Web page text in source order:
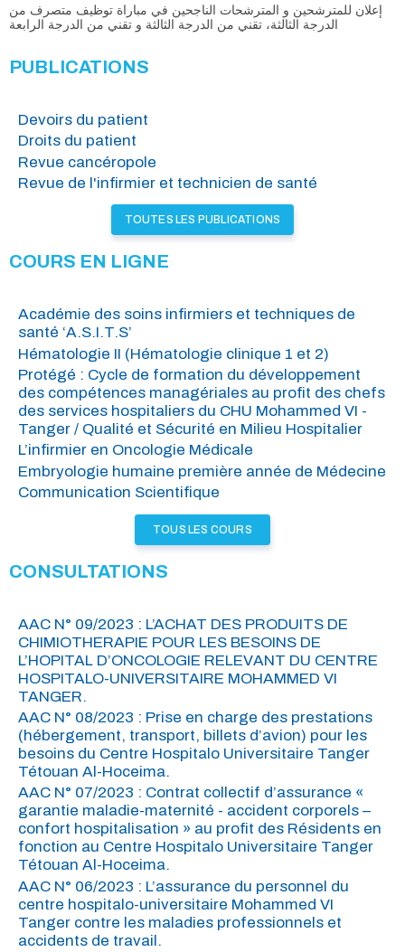
إعلان للمترشحين و المترشحات الناجحين في مباراة توظيف متصرف من
الدرجة الثالثة، تقني من الدرجة الثالثة و تقني من الدرجة الرابعة
PUBLICATIONS
Devoirs du patient
Droits du patient
Revue cancéropole
Revue de l'infirmier et technicien de santé
TOUTES LES PUBLICATIONS
COURS EN LIGNE
Académie des soins infirmiers et techniques de
santé ‘A.S.I.T.S’
Hématologie II (Hématologie clinique 1 et 2)
Protégé : Cycle de formation du développement
des compétences managériales au profit des chefs
des services hospitaliers du CHU Mohammed VI -
Tanger / Qualité et Sécurité en Milieu Hospitalier
L’infirmier en Oncologie Médicale
Embryologie humaine première année de Médecine
Communication Scientifique
TOUS LES COURS
CONSULTATIONS
AAC N° 09/2023 : L’ACHAT DES PRODUITS DE
CHIMIOTHERAPIE POUR LES BESOINS DE
L’HOPITAL D’ONCOLOGIE RELEVANT DU CENTRE
HOSPITALO-UNIVERSITAIRE MOHAMMED VI
TANGER.
AAC N° 08/2023 : Prise en charge des prestations
(hébergement, transport, billets d’avion) pour les
besoins du Centre Hospitalo Universitaire Tanger
Tétouan Al-Hoceima.
AAC N° 07/2023 : Contrat collectif d’assurance «
garantie maladie-maternité - accident corporels –
confort hospitalisation » au profit des Résidents en
fonction au Centre Hospitalo Universitaire Tanger
Tétouan Al-Hoceima.
AAC N° 06/2023 : L’assurance du personnel du
centre hospitalo-universitaire Mohammed VI
Tanger contre les maladies professionnels et
accidents de travail.